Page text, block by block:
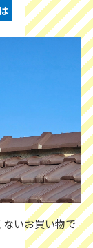
いお買い物で